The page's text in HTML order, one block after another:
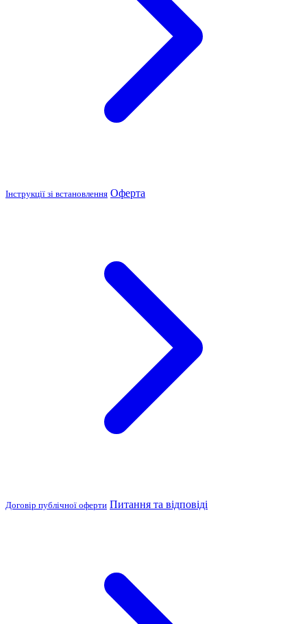
Інструкції зі встановлення Оферта
Договір публічної оферти Питання та відповіді